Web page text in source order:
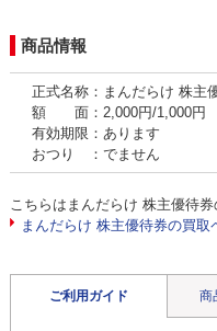
商品情報
正式名称：まんだらけ 株主
額 面：2,000円/1,000円
有効期限：あります
おつり ：でません
こちらはまんだらけ 株主優待券
まんだらけ 株主優待券の買取
ご利用ガイド 商